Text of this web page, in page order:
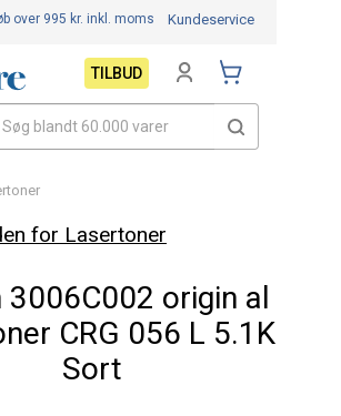
for Lasertoner
3006C002 origin al
CRG 056 L 5.1K
Sort
over 995 kr. inkl. moms Kundeservice
TILBUD